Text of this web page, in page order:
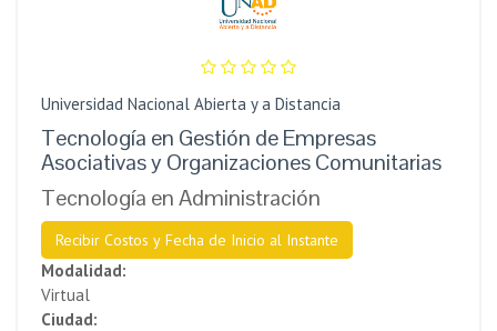
Universidad Nacional Abierta y a Distancia
Tecnología en Gestión de Empresas
Asociativas y Organizaciones Comunitarias
Tecnología en Administración
Recibir Costos y Fecha de Inicio al Instante
Modalidad:
Virtual
Ciudad: